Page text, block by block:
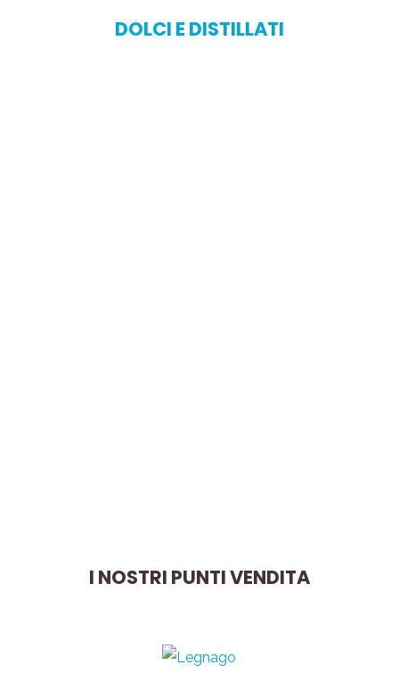
DOLCI E DISTILLATI
I NOSTRI PUNTI VENDITA